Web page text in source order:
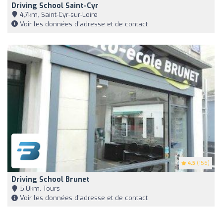
Driving School Saint-Cyr
4,7km, Saint-Cyr-sur-Loire
Voir les données d'adresse et de contact
4.5 (156)
Driving School Brunet
5,0km, Tours
Voir les données d'adresse et de contact